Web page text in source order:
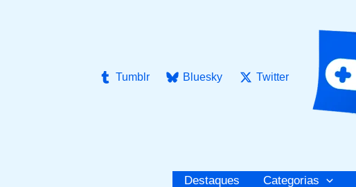
Tumblr
Bluesky Twitter
Destaques Categorias